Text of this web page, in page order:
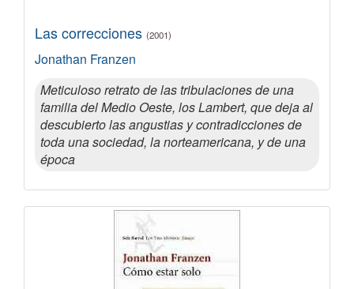
Las correcciones (2001)
Jonathan Franzen
Meticuloso retrato de las tribulaciones de una
familia del Medio Oeste, los Lambert, que deja al
descubierto las angustias y contradicciones de
toda una sociedad, la norteamericana, y de una
época